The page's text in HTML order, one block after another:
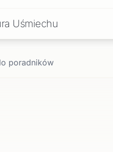
Uśmiechu
poradników